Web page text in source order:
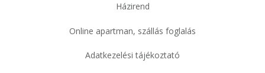
Házirend
Online apartman, szállás foglalás
Adatkezelési tájékoztató